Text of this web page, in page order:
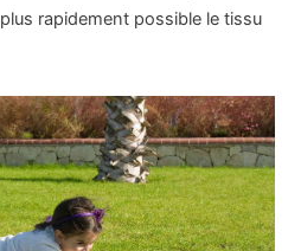
rapidement possible le tissu